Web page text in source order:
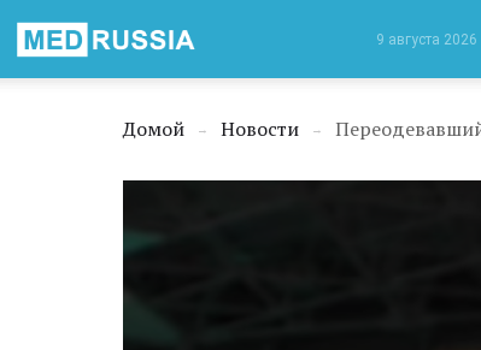
9 августа 2026
Домой → Новости →